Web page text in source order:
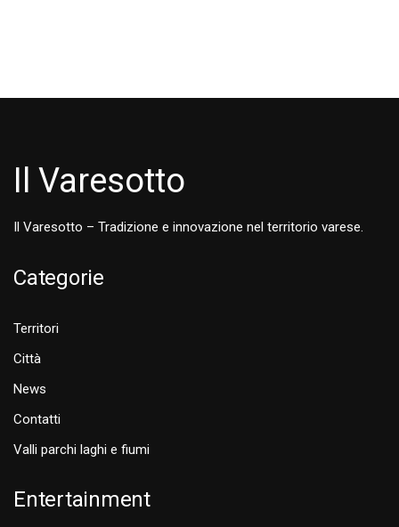
Il Varesotto
Il Varesotto – Tradizione e innovazione nel territorio varese.
Categorie
Territori
Città
News
Contatti
Valli parchi laghi e fiumi
Entertainment